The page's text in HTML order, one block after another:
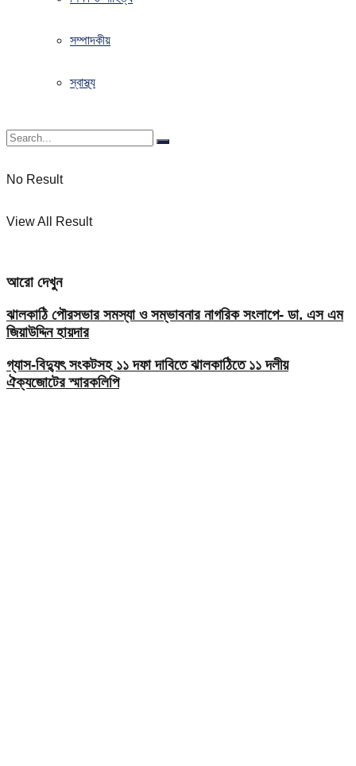
সম্পাদকীয়
স্বাস্থ্য
No Result
View All Result
আরো দেখুন
ঝালকাঠি পৌরসভার সমস্যা ও সম্ভাবনার নাগরিক সংলাপে- ডা. এস এম
জিয়াউদ্দিন হায়দার
গ্যাস-বিদ্যুৎ সংকটসহ ১১ দফা দাবিতে ঝালকাঠিতে ১১ দলীয়
ঐক্যজোটের স্মারকলিপি